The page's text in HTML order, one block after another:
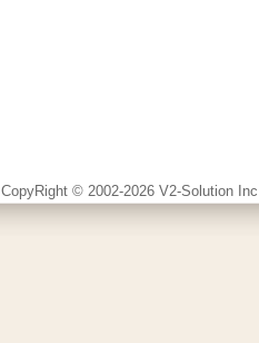
CopyRight © 2002-2026 V2-Solution